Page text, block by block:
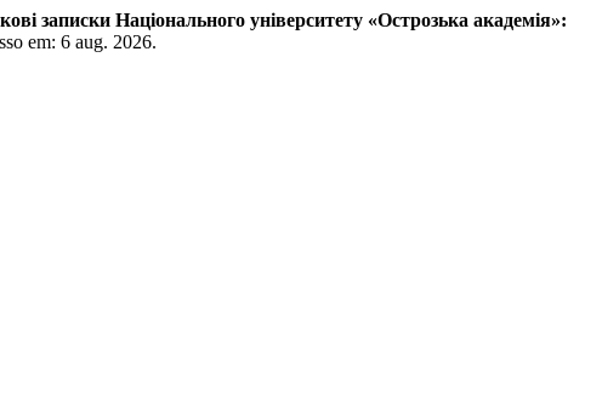
записки Національного університету «Острозька академія»:
em: 6 aug. 2026.